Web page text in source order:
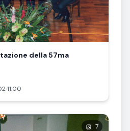
della 57ma
11:00
7